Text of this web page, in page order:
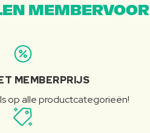
MEMBERPRIJS
op alle productcategorieën!